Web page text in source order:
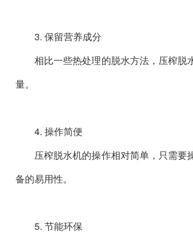
3. 保留营养成分
相比一些热处理的脱水方法，压榨
量。
4. 操作简便
压榨脱水机的操作相对简单，只需
备的易用性。
5. 节能环保